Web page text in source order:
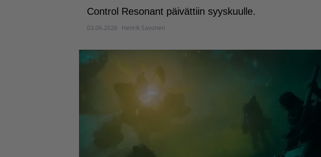
Control Resonant päivättiin syyskuulle.
03.06.2026 Henrik Savonen